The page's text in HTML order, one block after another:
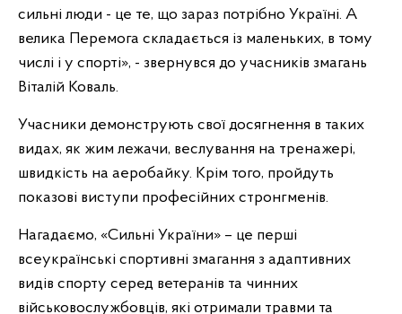
сильні люди - це те, що зараз потрібно Україні. А
велика Перемога складається із маленьких, в тому
числі і у спорті», - звернувся до учасників змагань
Віталій Коваль.
Учасники демонструють свої досягнення в таких
видах, як жим лежачи, веслування на тренажері,
швидкість на аеробайку. Крім того, пройдуть
показові виступи професійних стронгменів.
Нагадаємо, «Сильні України» – це перші
всеукраїнські спортивні змагання з адаптивних
видів спорту серед ветеранів та чинних
військовослужбовців, які отримали травми та